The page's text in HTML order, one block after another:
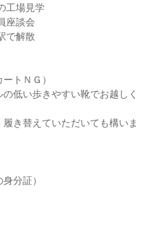
工場見学
座談会
で解散
トＮＧ）
低い歩きやすい靴でお越しく
履き替えていただいても構いま
分証）